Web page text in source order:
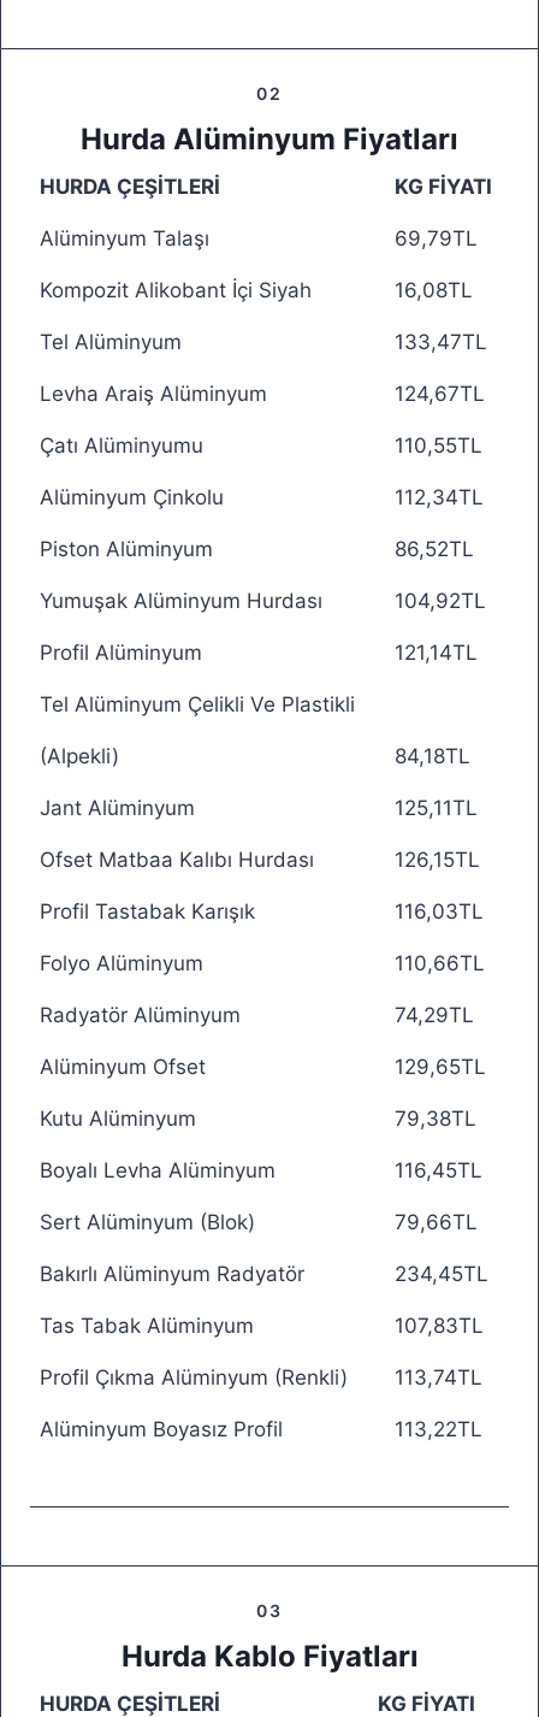
02
Hurda Alüminyum Fiyatları
HURDA ÇEŞİTLERİ KG FİYATI
Alüminyum Talaşı 69,79TL
Kompozit Alikobant İçi Siyah 16,08TL
Tel Alüminyum 133,47TL
Levha Araiş Alüminyum 124,67TL
Çatı Alüminyumu 110,55TL
Alüminyum Çinkolu 112,34TL
Piston Alüminyum 86,52TL
Yumuşak Alüminyum Hurdası 104,92TL
Profil Alüminyum 121,14TL
Tel Alüminyum Çelikli Ve Plastikli
(Alpekli) 84,18TL
Jant Alüminyum 125,11TL
Ofset Matbaa Kalıbı Hurdası 126,15TL
Profil Tastabak Karışık 116,03TL
Folyo Alüminyum 110,66TL
Radyatör Alüminyum 74,29TL
Alüminyum Ofset 129,65TL
Kutu Alüminyum 79,38TL
Boyalı Levha Alüminyum 116,45TL
Sert Alüminyum (Blok) 79,66TL
Bakırlı Alüminyum Radyatör 234,45TL
Tas Tabak Alüminyum 107,83TL
Profil Çıkma Alüminyum (Renkli) 113,74TL
Alüminyum Boyasız Profil 113,22TL
03
Hurda Kablo Fiyatları
HURDA ÇEŞİTLERİ KG FİYATI